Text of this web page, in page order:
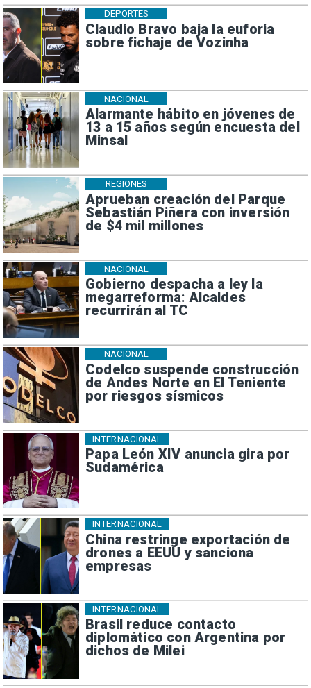
Claudio Bravo baja la euforia
sobre fichaje de Vozinha
DEPORTES
Alarmante hábito en jóvenes de
13 a 15 años según encuesta del
Minsal
NACIONAL
Aprueban creación del Parque
Sebastián Piñera con inversión
de $4 mil millones
REGIONES
Gobierno despacha a ley la
megarreforma: Alcaldes
recurrirán al TC
NACIONAL
Codelco suspende construcción
de Andes Norte en El Teniente
por riesgos sísmicos
NACIONAL
Papa León XIV anuncia gira por
Sudamérica
INTERNACIONAL
China restringe exportación de
drones a EEUU y sanciona
empresas
INTERNACIONAL
Brasil reduce contacto
diplomático con Argentina por
dichos de Milei
INTERNACIONAL